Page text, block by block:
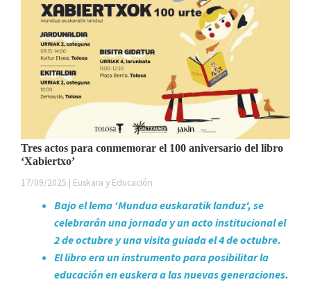
Tres actos para conmemorar el 100 aniversario del libro
‘Xabiertxo’
17/09/2025 | Euskara y Educación
Bajo el lema ‘Mundua euskaratik landuz', se
celebrarán una jornada y un acto institucional el
2 de octubre y una visita guiada el 4 de octubre.
El libro era un instrumento para posibilitar la
educación en euskera a las nuevas generaciones.